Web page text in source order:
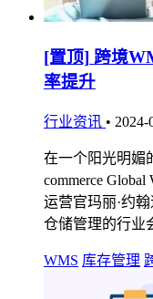
[置顶] 跨境
率提升
行业资讯 • 2024-
在一个阳光明媚
commerce
运营官玛丽·约
仓储管理的行业
WMS 库存管理